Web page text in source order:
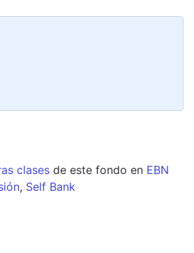
clases de este fondo en EBN
, Self Bank